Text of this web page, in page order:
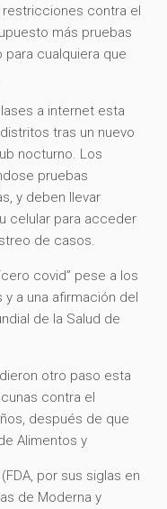
restricciones contra el
más pruebas
para cualquiera que
a internet esta
tras un nuevo
nocturno. Los
pruebas
y deben llevar
celular para acceder
de casos.
covid” pese a los
a una afirmación del
de la Salud de
otro paso esta
contra el
después de que
Alimentos y
por sus siglas en
de Moderna y